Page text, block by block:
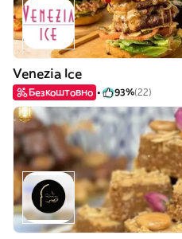
Venezia Ice
Безкоштовно 93%(22)